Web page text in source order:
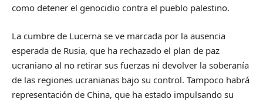
como detener el genocidio contra el pueblo palestino.
La cumbre de Lucerna se ve marcada por la ausencia
esperada de Rusia, que ha rechazado el plan de paz
ucraniano al no retirar sus fuerzas ni devolver la soberanía
de las regiones ucranianas bajo su control. Tampoco habrá
representación de China, que ha estado impulsando su